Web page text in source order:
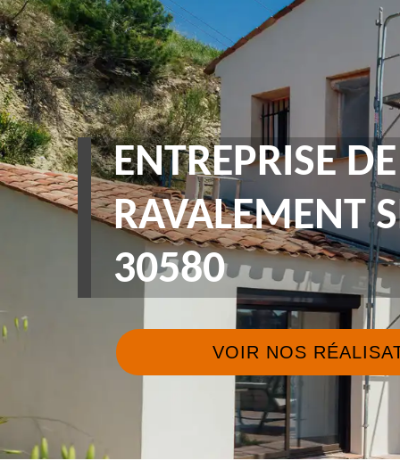
ENTREPRISE DE
RAVALEMENT
30580
VOIR NOS